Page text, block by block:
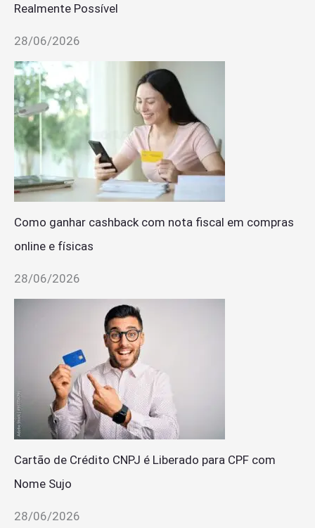
Realmente Possível
28/06/2026
Como ganhar cashback com nota fiscal em compras
online e físicas
28/06/2026
Cartão de Crédito CNPJ é Liberado para CPF com
Nome Sujo
28/06/2026